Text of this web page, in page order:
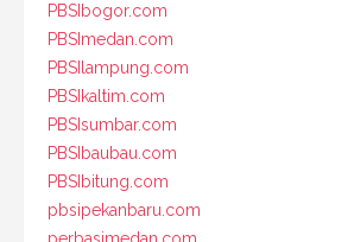
PBSIbogor.com
PBSImedan.com
PBSIlampung.com
PBSIkaltim.com
PBSIsumbar.com
PBSIbaubau.com
PBSIbitung.com
pbsipekanbaru.com